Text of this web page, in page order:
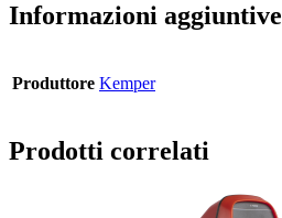
Informazioni aggiuntive
Produttore Kemper
Prodotti correlati